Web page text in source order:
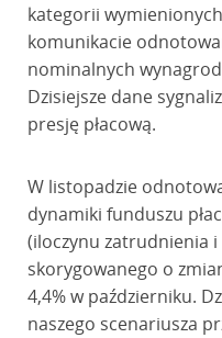
kategorii
komunikacie
nominalnych
Dzisiejsze dane
presję płacową.
W listopadzie
dynamiki funduszu
(iloczynu zatrudnienia
skorygowanego o
4,4% w październiku.
naszego scenariusza